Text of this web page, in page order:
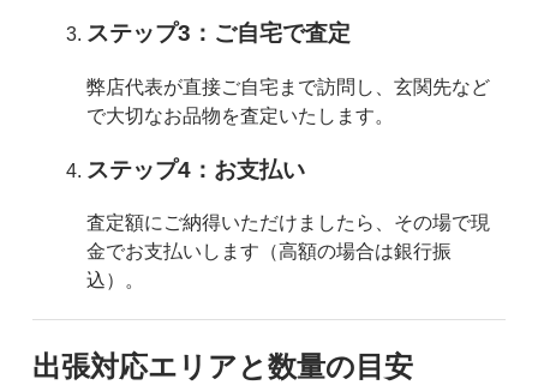
ステップ3：ご自宅で査定
弊店代表が直接ご自宅まで訪問し、玄関先など
で大切なお品物を査定いたします。
ステップ4：お支払い
査定額にご納得いただけましたら、その場で現
金でお支払いします（高額の場合は銀行振
込）。
出張対応エリアと数量の目安